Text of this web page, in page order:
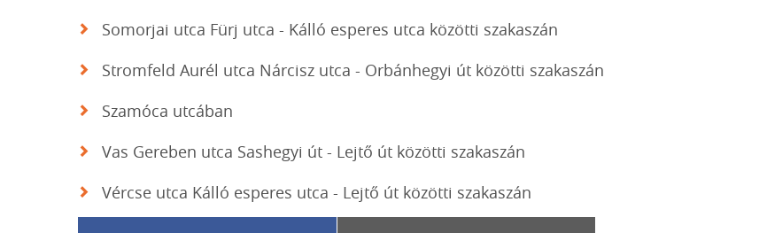
Somorjai utca Fürj utca - Kálló esperes utca közötti szakaszán
Stromfeld Aurél utca Nárcisz utca - Orbánhegyi út közötti szakaszán
Szamóca utcában
Vas Gereben utca Sashegyi út - Lejtő út közötti szakaszán
Vércse utca Kálló esperes utca - Lejtő út közötti szakaszán